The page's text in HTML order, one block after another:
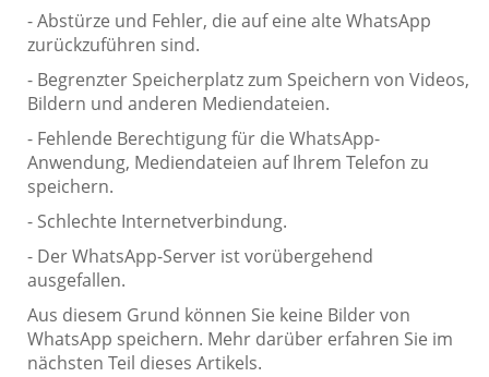
- Abstürze und Fehler, die auf eine alte WhatsApp
zurückzuführen sind.
- Begrenzter Speicherplatz zum Speichern von Videos,
Bildern und anderen Mediendateien.
- Fehlende Berechtigung für die WhatsApp-
Anwendung, Mediendateien auf Ihrem Telefon zu
speichern.
- Schlechte Internetverbindung.
- Der WhatsApp-Server ist vorübergehend
ausgefallen.
Aus diesem Grund können Sie keine Bilder von
WhatsApp speichern. Mehr darüber erfahren Sie im
nächsten Teil dieses Artikels.